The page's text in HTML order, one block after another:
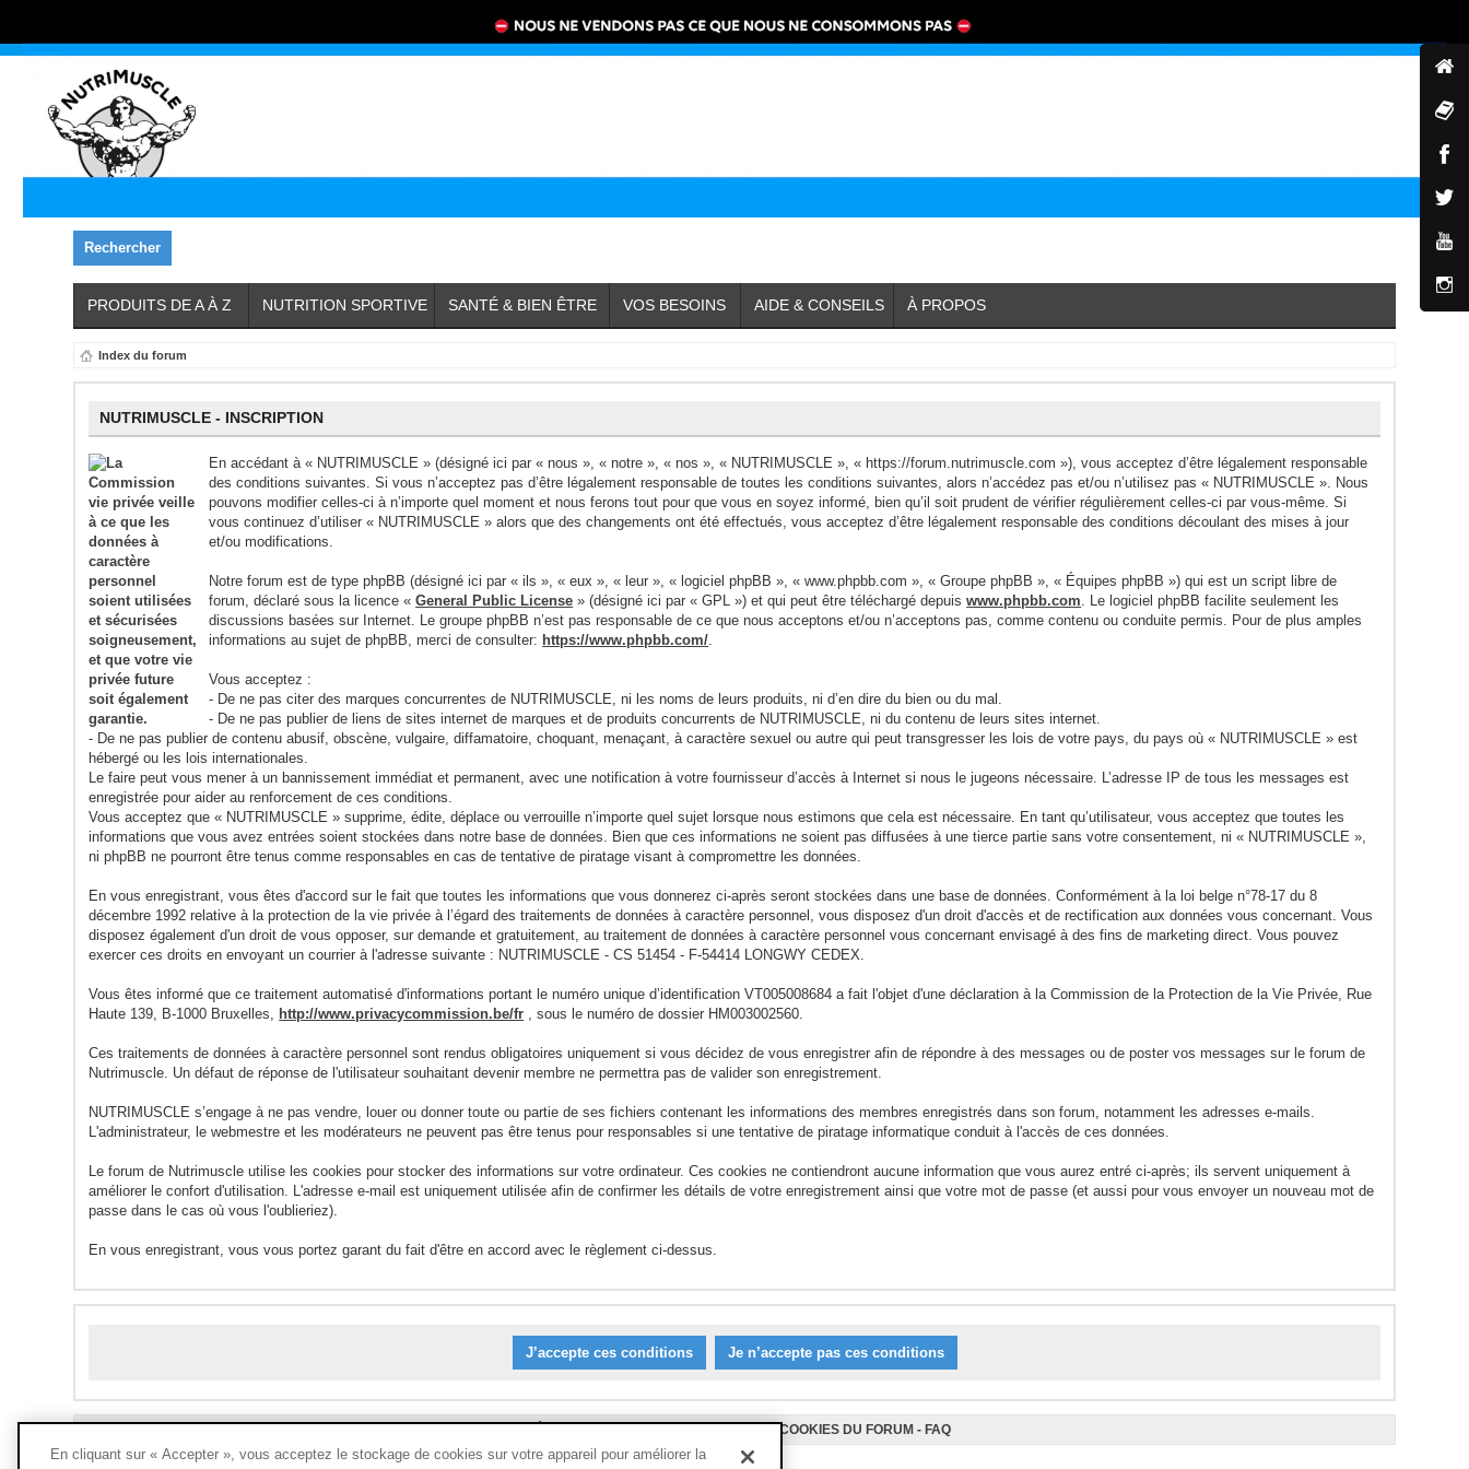
Rechercher
PRODUITS DE A À Z NUTRITION SPORTIVE SANTÉ & BIEN ÊTRE VOS BESOINS AIDE & CONSEILS À PROPOS
Index du forum
NUTRIMUSCLE - INSCRIPTION
En accédant à « NUTRIMUSCLE » (désigné ici par « nous », « notre », « nos », « NUTRIMUSCLE », « https://forum.nutrimuscle.com »), vous acceptez d’être légalement responsable
des conditions suivantes. Si vous n’acceptez pas d’être légalement responsable de toutes les conditions suivantes, alors n’accédez pas et/ou n’utilisez pas « NUTRIMUSCLE ». Nous
pouvons modifier celles-ci à n’importe quel moment et nous ferons tout pour que vous en soyez informé, bien qu’il soit prudent de vérifier régulièrement celles-ci par vous-même. Si
vous continuez d’utiliser « NUTRIMUSCLE » alors que des changements ont été effectués, vous acceptez d’être légalement responsable des conditions découlant des mises à jour
et/ou modifications.
Notre forum est de type phpBB (désigné ici par « ils », « eux », « leur », « logiciel phpBB », « www.phpbb.com », « Groupe phpBB », « Équipes phpBB ») qui est un script libre de
forum, déclaré sous la licence «General Public License » (désigné ici par « GPL ») et qui peut être téléchargé depuiswww.phpbb.com. Le logiciel phpBB facilite seulement les
discussions basées sur Internet. Le groupe phpBB n’est pas responsable de ce que nous acceptons et/ou n’acceptons pas, comme contenu ou conduite permis. Pour de plus amples
informations au sujet de phpBB, merci de consulter: https://www.phpbb.com/.
Vous acceptez :
- De ne pas citer des marques concurrentes de NUTRIMUSCLE, ni les noms de leurs produits, ni d’en dire du bien ou du mal.
- De ne pas publier de liens de sites internet de marques et de produits concurrents de NUTRIMUSCLE, ni du contenu de leurs sites internet.
- De ne pas publier de contenu abusif, obscène, vulgaire, diffamatoire, choquant, menaçant, à caractère sexuel ou autre qui peut transgresser les lois de votre pays, du pays où « NUTRIMUSCLE » est
hébergé ou les lois internationales.
Le faire peut vous mener à un bannissement immédiat et permanent, avec une notification à votre fournisseur d’accès à Internet si nous le jugeons nécessaire. L’adresse IP de tous les messages est
enregistrée pour aider au renforcement de ces conditions.
Vous acceptez que « NUTRIMUSCLE » supprime, édite, déplace ou verrouille n’importe quel sujet lorsque nous estimons que cela est nécessaire. En tant qu’utilisateur, vous acceptez que toutes les
informations que vous avez entrées soient stockées dans notre base de données. Bien que ces informations ne soient pas diffusées à une tierce partie sans votre consentement, ni « NUTRIMUSCLE »,
ni phpBB ne pourront être tenus comme responsables en cas de tentative de piratage visant à compromettre les données.
En vous enregistrant, vous êtes d'accord sur le fait que toutes les informations que vous donnerez ci-après seront stockées dans une base de données. Conformément à la loi belge n°78-17 du 8
décembre 1992 relative à la protection de la vie privée à l’égard des traitements de données à caractère personnel, vous disposez d'un droit d'accès et de rectification aux données vous concernant. Vous
disposez également d'un droit de vous opposer, sur demande et gratuitement, au traitement de données à caractère personnel vous concernant envisagé à des fins de marketing direct. Vous pouvez
exercer ces droits en envoyant un courrier à l'adresse suivante : NUTRIMUSCLE - CS 51454 - F-54414 LONGWY CEDEX.
Vous êtes informé que ce traitement automatisé d'informations portant le numéro unique d’identification VT005008684 a fait l'objet d'une déclaration à la Commission de la Protection de la Vie Privée, Rue
Haute 139, B-1000 Bruxelles, http://www.privacycommission.be/fr , sous le numéro de dossier HM003002560.
Ces traitements de données à caractère personnel sont rendus obligatoires uniquement si vous décidez de vous enregistrer afin de répondre à des messages ou de poster vos messages sur le forum de
Nutrimuscle. Un défaut de réponse de l'utilisateur souhaitant devenir membre ne permettra pas de valider son enregistrement.
NUTRIMUSCLE s’engage à ne pas vendre, louer ou donner toute ou partie de ses fichiers contenant les informations des membres enregistrés dans son forum, notamment les adresses e-mails.
L'administrateur, le webmestre et les modérateurs ne peuvent pas être tenus pour responsables si une tentative de piratage informatique conduit à l'accès de ces données.
Le forum de Nutrimuscle utilise les cookies pour stocker des informations sur votre ordinateur. Ces cookies ne contiendront aucune information que vous aurez entré ci-après; ils servent uniquement à
améliorer le confort d'utilisation. L'adresse e-mail est uniquement utilisée afin de confirmer les détails de votre enregistrement ainsi que votre mot de passe (et aussi pour vous envoyer un nouveau mot de
passe dans le cas où vous l'oublieriez).
En vous enregistrant, vous vous portez garant du fait d'être en accord avec le règlement ci-dessus.
SUPPRIMER LES COOKIES DU FORUM - FAQ
En cliquant sur « Accepter », vous acceptez le stockage de cookies sur votre appareil pour améliorer la